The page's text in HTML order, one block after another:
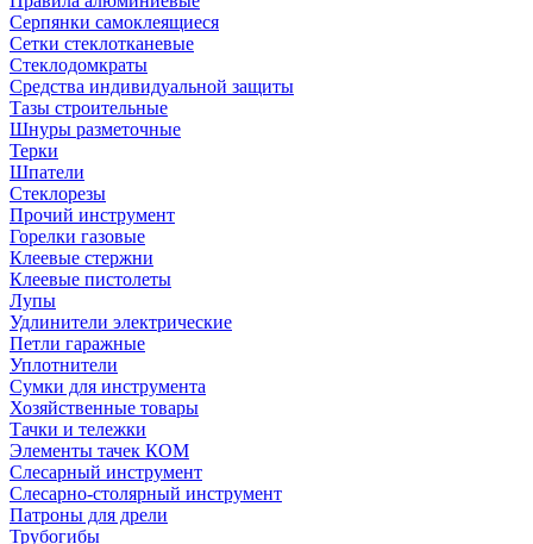
Серпянки самоклеящиеся
Сетки стеклотканевые
Стеклодомкраты
Средства индивидуальной защиты
Тазы строительные
Шнуры разметочные
Терки
Шпатели
Стеклорезы
Прочий инструмент
Горелки газовые
Клеевые стержни
Клеевые пистолеты
Лупы
Удлинители электрические
Петли гаражные
Уплотнители
Сумки для инструмента
Хозяйственные товары
Тачки и тележки
Элементы тачек КОМ
Слесарный инструмент
Слесарно-столярный инструмент
Патроны для дрели
Трубогибы